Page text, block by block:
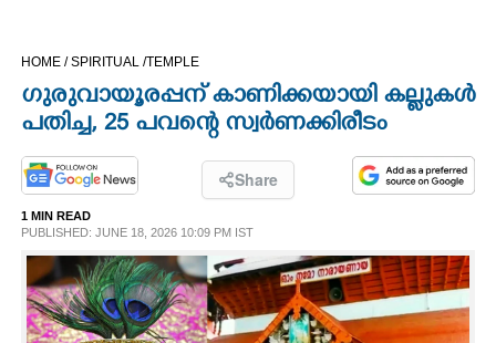
OPINION
LIFESTYLE
SPIRITUAL
HOME /SPIRITUAL /TEMPLE
ഗുരുവായൂരപ്പന് കാണിക്കയായി കല്ലുകൾ
പതിച്ച, 25 പവന്റെ സ്വർണക്കിരീടം
Share
1 MIN READ
PUBLISHED: JUNE 18, 2026 10:09 PM IST